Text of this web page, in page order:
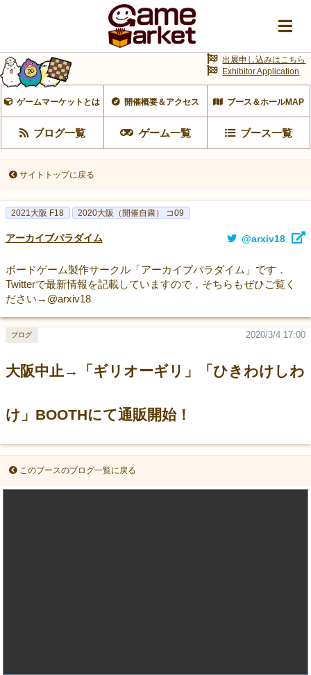
ゲームマーケットとは 開催概要＆アクセス ブース＆ホールMAP
ブログ一覧 ゲーム一覧 ブース一覧
出展申し込みはこちら
Exhibitor Application
サイトトップに戻る
2021大阪 F18 2020大阪（開催自粛） コ09
アーカイブパラダイム @arxiv18
ボードゲーム製作サークル「アーカイブパラダイム」です．
Twitterで最新情報を記載していますので，そちらもぜひご覧く
ださい→@arxiv18
大阪中止→「ギリオーギリ」「ひきわけしわ
け」BOOTHにて通販開始！
2020/3/4 17:00
ブログ
このブースのブログ一覧に戻る